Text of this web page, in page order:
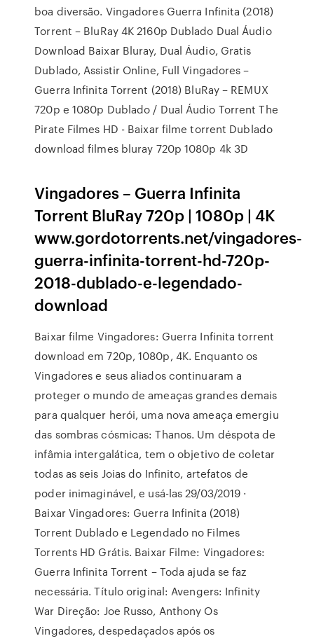
boa diversão. Vingadores Guerra Infinita (2018)
Torrent – BluRay 4K 2160p Dublado Dual Áudio
Download Baixar Bluray, Dual Áudio, Gratis
Dublado, Assistir Online, Full Vingadores –
Guerra Infinita Torrent (2018) BluRay – REMUX
720p e 1080p Dublado / Dual Áudio Torrent The
Pirate Filmes HD - Baixar filme torrent Dublado
download filmes bluray 720p 1080p 4k 3D
Vingadores – Guerra Infinita
Torrent BluRay 720p | 1080p | 4K
www.gordotorrents.net/vingadores-
guerra-infinita-torrent-hd-720p-
2018-dublado-e-legendado-
download
Baixar filme Vingadores: Guerra Infinita torrent
download em 720p, 1080p, 4K. Enquanto os
Vingadores e seus aliados continuaram a
proteger o mundo de ameaças grandes demais
para qualquer herói, uma nova ameaça emergiu
das sombras cósmicas: Thanos. Um déspota de
infâmia intergalática, tem o objetivo de coletar
todas as seis Joias do Infinito, artefatos de
poder inimaginável, e usá-las 29/03/2019 ·
Baixar Vingadores: Guerra Infinita (2018)
Torrent Dublado e Legendado no Filmes
Torrents HD Grátis. Baixar Filme: Vingadores:
Guerra Infinita Torrent – Toda ajuda se faz
necessária. Título original: Avengers: Infinity
War Direção: Joe Russo, Anthony Os
Vingadores, despedaçados após os